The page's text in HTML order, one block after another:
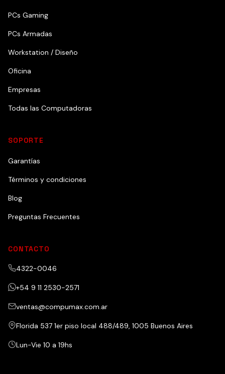
PCs Gaming
PCs Armadas
Workstation / Diseño
Oficina
Empresas
Todas las Computadoras
SOPORTE
Garantías
Términos y condiciones
Blog
Preguntas Frecuentes
CONTACTO
4322-0046
+54 9 11 2530-2571
ventas@compumax.com.ar
Florida 537 1er piso local 488/489, 1005 Buenos Aires
Lun-Vie 10 a 19hs